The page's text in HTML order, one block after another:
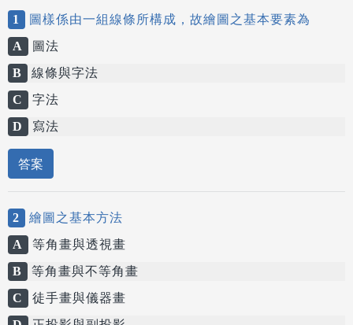
1
圖樣係由一組線條所構成，故繪圖之基本要素為
A
圖法
B
線條與字法
C
字法
D
寫法
答案
2
繪圖之基本方法
A
等角畫與透視畫
B
等角畫與不等角畫
C
徒手畫與儀器畫